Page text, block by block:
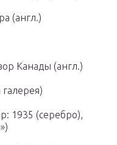
(англ.)
Канады (англ.)
1935 (серебро),